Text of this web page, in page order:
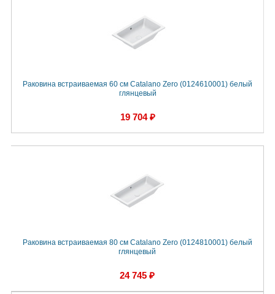
Раковина встраиваемая 60 см Catalano Zero (0124610001) белый
глянцевый
19 704 ₽
Раковина встраиваемая 80 см Catalano Zero (0124810001) белый
глянцевый
24 745 ₽